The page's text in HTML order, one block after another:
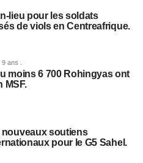
lieu pour les soldats
de viols en Centreafrique.
9 ans .
moins 6 700 Rohingyas ont
MSF.
nouveaux soutiens
pour le G5 Sahel.